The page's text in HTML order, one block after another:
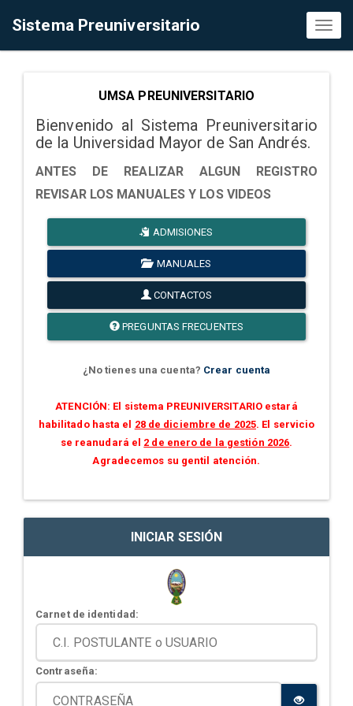
Sistema Preuniversitario
UMSA PREUNIVERSITARIO
Bienvenido al Sistema Preuniversitario
de la Universidad Mayor de San Andrés.
ANTES DE REALIZAR ALGUN REGISTRO
REVISAR LOS MANUALES Y LOS VIDEOS
ADMISIONES
MANUALES
CONTACTOS
PREGUNTAS FRECUENTES
¿No tienes una cuenta? Crear cuenta
ATENCIÓN: El sistema PREUNIVERSITARIO estará
habilitado hasta el 28 de diciembre de 2025. El servicio
se reanudará el 2 de enero de la gestión 2026.
Agradecemos su gentil atención.
INICIAR SESIÓN
Carnet de identidad:
Contraseña: